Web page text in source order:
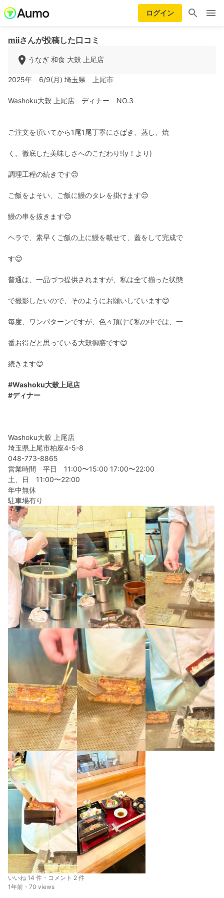
ログイン
miiさんが投稿した口コミ
うなぎ 和食 大穀 上尾店
2025年 6/9(月) 埼玉県 上尾市
Washoku大穀 上尾店 ディナー NO.3
ご注文を頂いてから1尾1尾丁寧にさばき、蒸し、焼
く。徹底した美味しさへのこだわり!(y！より)
調理工程の続きです😊
ご飯をよそい、ご飯に鰻のタレを掛けます😊
鰻の串を抜きます😊
ヘラで、素早くご飯の上に鰻を載せて、蓋をして完成で
す😊
普通は、一品づつ提供されますが、私は全て揃った状態
で撮影したいので、そのようにお願いしています😊
毎度、ワンパターンですが、色々頂けて私の中では、一
番お得だと思っている大穀御膳です😊
続きます😊
#Washoku大穀上尾店
#ディナー
Washoku大穀 上尾店
埼玉県上尾市柏座4-5-8
048-773-8865
営業時間 平日 11:00〜15:00 17:00〜22:00
土、日 11:00〜22:00
年中無休
駐車場有り
いいね 14 件・コメント 2 件
1年前・70 views